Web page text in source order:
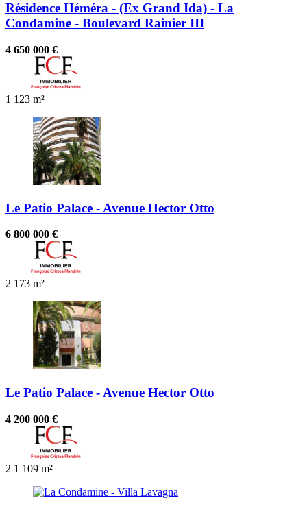
Résidence Héméra - (Ex Grand Ida) - La
Condamine - Boulevard Rainier III
4 650 000 €
1 123 m²
Le Patio Palace - Avenue Hector Otto
6 800 000 €
2 173 m²
Le Patio Palace - Avenue Hector Otto
4 200 000 €
2 1 109 m²